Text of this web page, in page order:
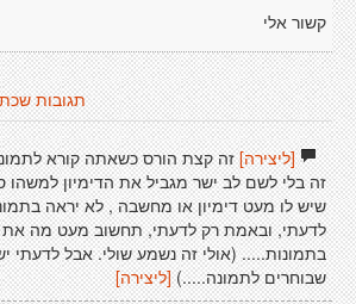
קשור אלי
תגובות
[ליצירה]זה קצת הורס כשאתה קורא
זה בלי לשם לב ישר מגביל את הדימיון למשהו
שיש לו מעט דימיון או מחשבה , לא יראה
לדעתי, ובאמת רק לדעתי, תחשוב מעט מה את
בתמונות..... (אולי זה נשמע שולי. אבל
שבוחרים לתמונה.....) [ליצירה]